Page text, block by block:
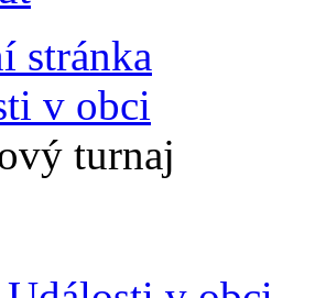
stránka
v obci
turnaj